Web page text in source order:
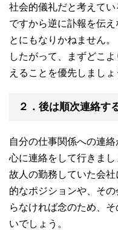
社会的儀礼だと考えてい
ですから逆に訃報を伝
とにもなりかねません。
したがって、まずどこ
えることを優先しましょ
２．後は順次連絡す
自分の仕事関係への連
心に連絡をして行きまし
故人の勤務していた会
的なポジションや、そ
らなければ念のため、
いでしょう。